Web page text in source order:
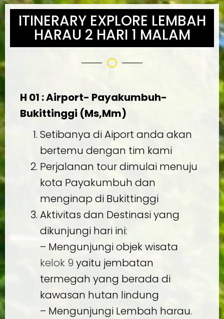
ITINERARY EXPLORE LEMBAH
HARAU 2 HARI 1 MALAM
H 01 : Airport- Payakumbuh-
Bukittinggi (Ms,Mm)
Setibanya di Aiport anda akan
bertemu dengan tim kami
Perjalanan tour dimulai menuju
kota Payakumbuh dan
menginap di Bukittinggi
Aktivitas dan Destinasi yang
dikunjungi hari ini:
– Mengunjungi objek wisata
kelok 9 yaitu jembatan
termegah yang berada di
kawasan hutan lindung
– Mengunjungi Lembah harau.